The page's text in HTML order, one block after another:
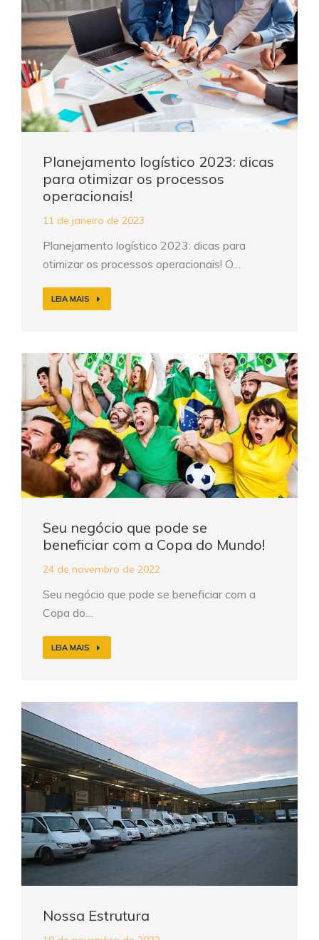
Planejamento logístico 2023: dicas
para otimizar os processos
operacionais!
11 de janeiro de 2023
Planejamento logístico 2023: dicas para
otimizar os processos operacionais! O…
LEIA MAIS
Seu negócio que pode se
beneficiar com a Copa do Mundo!
24 de novembro de 2022
Seu negócio que pode se beneficiar com a
Copa do…
LEIA MAIS
Nossa Estrutura